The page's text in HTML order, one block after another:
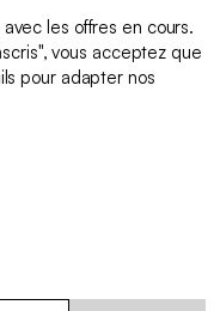
les offres en cours.
vous acceptez que
pour adapter nos